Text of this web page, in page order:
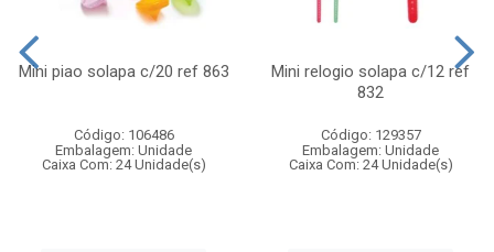
Mini piao solapa c/20 ref 863
Código: 106486
Embalagem: Unidade
Caixa Com: 24 Unidade(s)
Mini relogio solapa c/12 ref
832
Código: 129357
Embalagem: Unidade
Caixa Com: 24 Unidade(s)